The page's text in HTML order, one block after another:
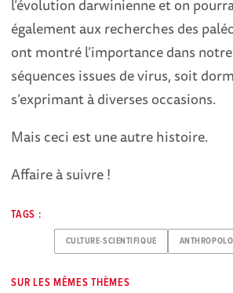
l’évolution darwinienne et on
également aux recherches des
ont montré l’importance dans
séquences issues de virus, soit
s’exprimant à diverses occasions.
Mais ceci est une autre histoire.
Affaire à suivre !
TAGS :
CULTURE-SCIENTIFIQUE
SUR LES MÊMES THÈMES